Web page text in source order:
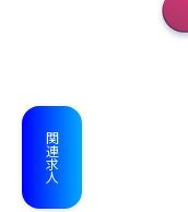
関連求人